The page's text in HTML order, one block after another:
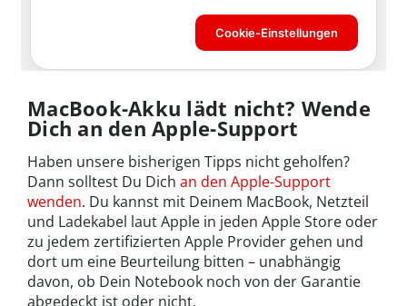
MacBook-Akku lädt nicht? Wende
Dich an den Apple-Support
Haben unsere bisherigen Tipps nicht geholfen?
Dann solltest Du Dich an den Apple-Support
wenden. Du kannst mit Deinem MacBook, Netzteil
und Ladekabel laut Apple in jeden Apple Store oder
zu jedem zertifizierten Apple Provider gehen und
dort um eine Beurteilung bitten – unabhängig
davon, ob Dein Notebook noch von der Garantie
abgedeckt ist oder nicht.